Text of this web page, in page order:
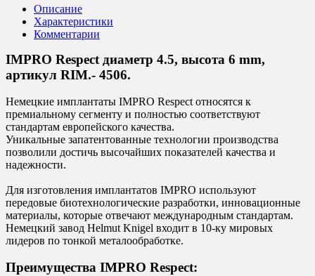
Описание
Характеристики
Комментарии
IMPRO Respect диаметр 4.5, высота 6 mm,
артикул RIM.- 4506.
Немецкие имплантаты IMPRO Respect относятся к
премиальному сегменту и полностью соответствуют
стандартам европейского качества.
Уникальные запатентованные технологии производства
позволили достичь высочайших показателей качества и
надежности.
Для изготовления имплантатов IMPRO используют
передовые биотехнологические разработки, инновационные
материалы, которые отвечают международным стандартам.
Немецкий завод Helmut Knigel входит в 10-ку мировых
лидеров по тонкой металообработке.
Преимущества IMPRO Respect: